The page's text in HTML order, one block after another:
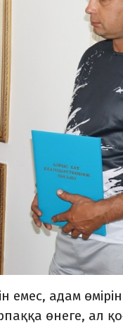
емес, адам
өнеге, ал